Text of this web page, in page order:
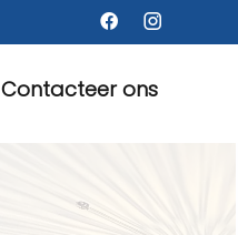
Contacteer ons